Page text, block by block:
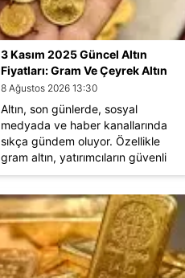
3 Kasım 2025 Güncel Altın
Fiyatları: Gram Ve Çeyrek Altın
Ne Kadar?
8 Ağustos 2026 13:30
Altın, son günlerde, sosyal
medyada ve haber kanallarında
sıkça gündem oluyor. Özellikle
gram altın, yatırımcıların güvenli
liman arayışının etkisiyle TT
2025 güncel altın fiyatları ve
piyasa yorumları...